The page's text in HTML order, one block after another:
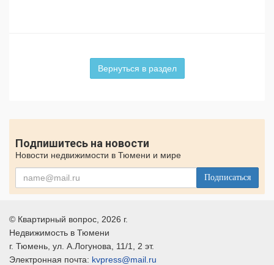
Вернуться в раздел
Подпишитесь на новости
Новости недвижимости в Тюмени и мире
Подписаться
© Квартирный вопрос , 2026 г.
Недвижимость в Тюмени
г. Тюмень , ул. А.Логунова, 11/1, 2 эт.
Электронная почта: kvpress@mail.ru